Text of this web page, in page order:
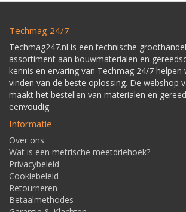
Techmag 24/7
Techmag247.nl is een technische
assortiment aan bouwmaterialen en
kennis en ervaring van Techmag 24/7
vinden van de beste oplossing. De webshop
maakt het bestellen van materialen en
eenvoudig.
Informatie
Over ons
Wat is een metrische meetdriehoek?
Privacybeleid
Cookiebeleid
Retourneren
Betaalmethodes